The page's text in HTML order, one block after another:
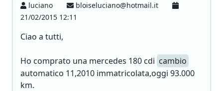
luciano
bloiseluciano@hotmail.it
21/02/2015 12:11
Ciao a tutti,
Ho comprato una mercedes 180 cdi cambio
automatico 11,2010 immatricolata,oggi 93.000
km.